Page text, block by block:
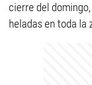
cierre del
heladas en toda la